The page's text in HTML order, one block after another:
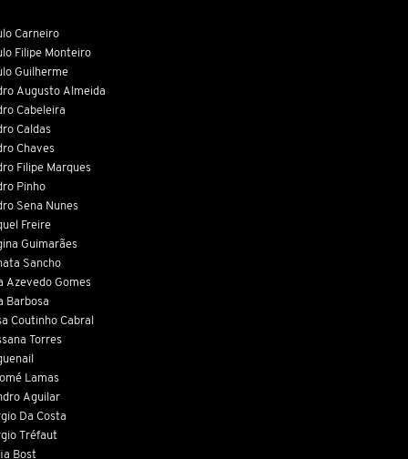
Carneiro
Filipe Monteiro
Guilherme
Augusto Almeida
Cabeleira
Caldas
Chaves
Filipe Marques
Pinho
Sena Nunes
Freire
Guimarães
Sancho
Azevedo Gomes
Barbosa
Coutinho Cabral
Torres
Lamas
Aguilar
Da Costa
Tréfaut
Bost